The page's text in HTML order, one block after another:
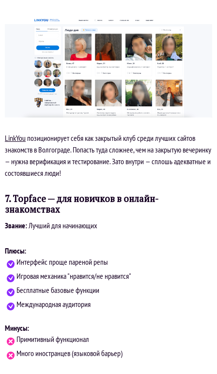
LinkYou позиционирует себя как закрытый клуб среди лучших сайтов
знакомств в Волгограде. Попасть туда сложнее, чем на закрытую вечеринку
— нужна верификация и тестирование. Зато внутри — сплошь адекватные и
состоявшиеся люди!
7. Topface — для новичков в онлайн-
знакомствах
Звание:Лучший для начинающих
Плюсы:
Интерфейс проще пареной репы
Игровая механика "нравится/не нравится"
Бесплатные базовые функции
Международная аудитория
Минусы:
Примитивный функционал
Много иностранцев (языковой барьер)